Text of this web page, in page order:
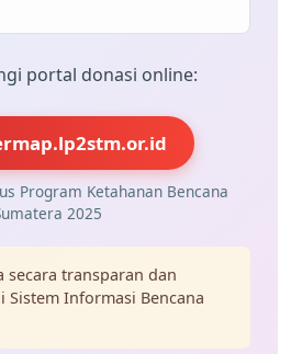
portal donasi online:
Program Ketahanan Bencana
2025
secara transparan dan
Informasi Bencana